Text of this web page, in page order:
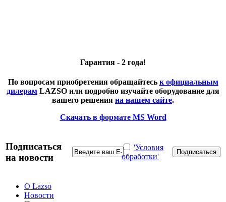
Гарантия - 2 года!
По вопросам приобретения обращайтесь к официальным
дилерам LAZSO или подробно изучайте оборудование для
вашего решения на нашем сайте.
Скачать в формате MS Word
Подписаться
на новости
'Условия
обработки'
О Lazso
Новости